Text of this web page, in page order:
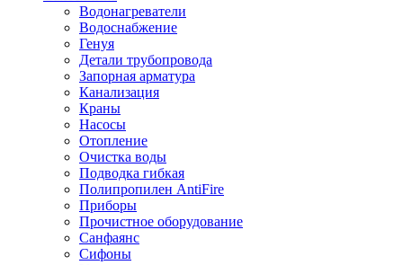
Водонагреватели
Водоснабжение
Генуя
Детали трубопровода
Запорная арматура
Канализация
Краны
Насосы
Отопление
Очистка воды
Подводка гибкая
Полипропилен AntiFire
Приборы
Прочистное оборудование
Санфаянс
Сифоны